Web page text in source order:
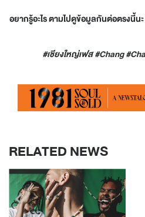
อยากรู้อะไร ตามไปดูข้อมูลกันต่อตรงนี้น
#เชียงใหญ่เฟส #Chang
RELATED NEWS